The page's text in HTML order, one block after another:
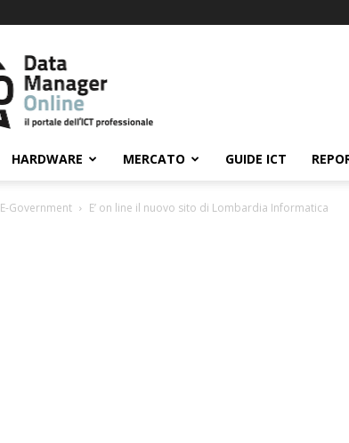
Data
Manager
Online
HARDWARE MERCATO GUIDE ICT
E-Government E’ on line il nuovo sito di Lombardia Informatica